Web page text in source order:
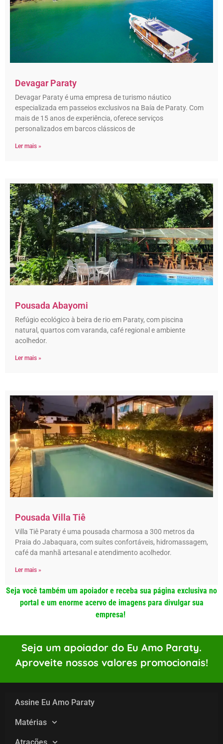
Devagar Paraty
Devagar Paraty é uma empresa de turismo náutico
especializada em passeios exclusivos na Baía de Paraty. Com
mais de 15 anos de experiência, oferece serviços
personalizados em barcos clássicos de
Ler mais »
Pousada Abayomi
Refúgio ecológico à beira de rio em Paraty, com piscina
natural, quartos com varanda, café regional e ambiente
acolhedor.
Ler mais »
Pousada Villa Tiê
Villa Tiê Paraty é uma pousada charmosa a 300 metros da
Praia do Jabaquara, com suítes confortáveis, hidromassagem,
café da manhã artesanal e atendimento acolhedor.
Ler mais »
Seja você também um apoiador e receba sua página exclusiva no
portal e um enorme acervo de imagens para divulgar sua
empresa!
Seja um apoiador do Eu Amo Paraty.
Aproveite nossos valores promocionais!
Assine Eu Amo Paraty
Matérias
Atrações